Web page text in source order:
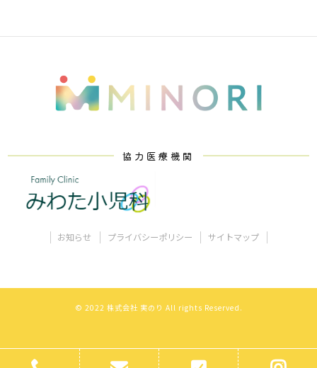
協力医療機関
お知らせ プライバシーポリシー サイトマップ
© 2022 株式会社 実のり All rights Reserved.